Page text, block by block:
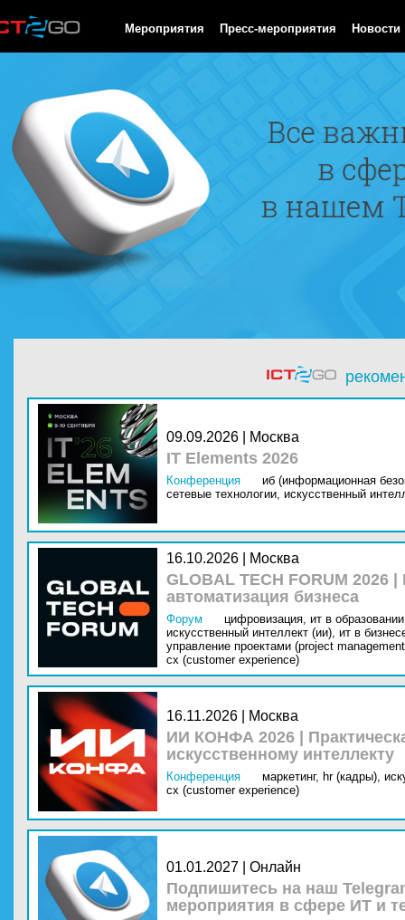
Мероприятия Пресс-мероприятия Новости
09.09.2026 | Москва
IT Elements 2026
Конференция
иб (информационная
сетевые технологии, искусственный
16.10.2026 | Москва
GLOBAL TECH FORUM
автоматизация бизнеса
Форум цифровизация, ит в
искусственный интеллект (ии), ит в
управление проектами (project
cx (customer experience)
16.11.2026 | Москва
ИИ КОНФА 2026 |
искусственному интеллекту
Конференция маркетинг, hr (кадры),
cx (customer experience)
01.01.2027 | Онлайн
Подпишитесь на наш
мероприятия в сфере ИТ и